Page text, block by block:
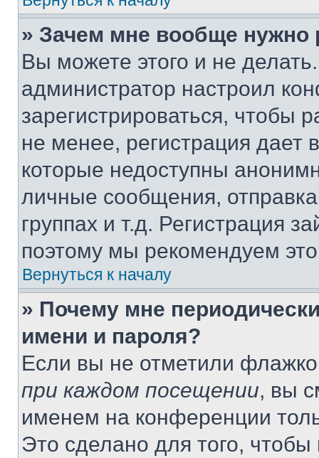
» Зачем мне вообще нужно
Вы можете этого и не
администратор настроил
зарегистрироваться, чтобы
не менее, регистрация
которые недоступны
личные сообщения,
группах и т.д. Регистрация
поэтому мы рекомендуем
Вернуться к началу
» Почему мне
имени и пароля?
Если вы не отметили
при каждом посещении, вы
именем на конференции
Это сделано для того, чтобы